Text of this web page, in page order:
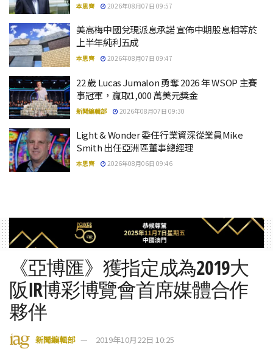
本思齊 2026年08月07日 09:57
美高梅中國兌現派息承諾 宣佈中期股息相等於
上半年純利五成
本思齊 2026年08月07日 09:47
22 歲 Lucas Jumalon 勇奪 2026 年 WSOP 主賽
事冠軍，贏取1,000 萬美元獎金
新聞編輯部 2026年08月07日 09:30
Light & Wonder 委任行業資深從業員Mike
Smith 出任亞洲區董事總經理
本思齊 2026年08月06日 09:46
《亞博匯》獲指定成為2019大
阪IR博彩博覽會首席媒體合作
夥伴
新聞編輯部 2019年10月22日 10:25